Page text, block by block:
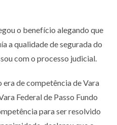
o benefício alegando que
a qualidade de segurada do
com o processo judicial.
de competência de Vara
Federal de Passo Fundo
para ser resolvido